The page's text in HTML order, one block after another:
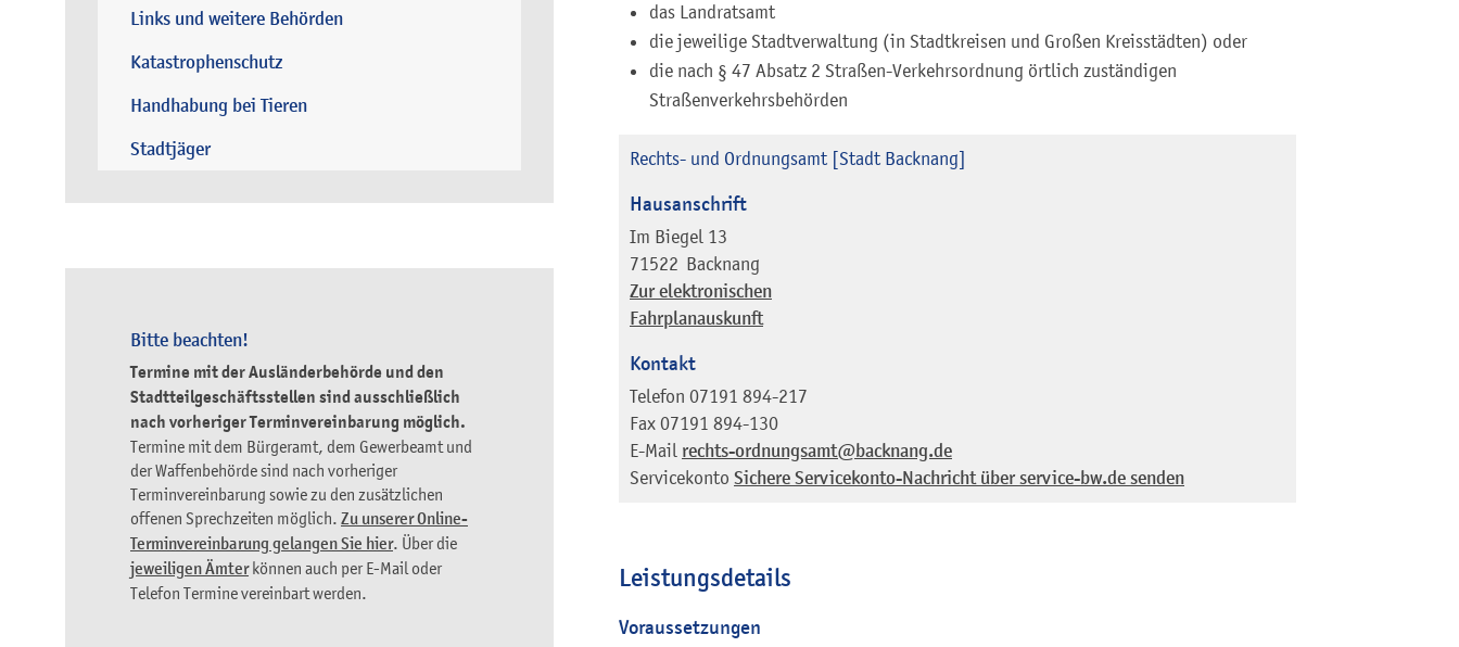
Links und weitere Behörden
Katastrophenschutz
Handhabung bei Tieren
Stadtjäger
Bitte beachten!
Termine mit der Ausländerbehörde und den
Stadtteilgeschäftsstellen sind ausschließlich
nach vorheriger Terminvereinbarung möglich.
Termine mit dem Bürgeramt, dem Gewerbeamt und
der Waffenbehörde sind nach vorheriger
Terminvereinbarung sowie zu den zusätzlichen
offenen Sprechzeiten möglich. Zu unserer Online-
Terminvereinbarung gelangen Sie hier. Über die
jeweiligen Ämterkönnen auch per E-Mail oder
Telefon Termine vereinbart werden.
das Landratsamt
die jeweilige Stadtverwaltung (in Stadtkreisen und Großen Kreisstädten) oder
die nach § 47 Absatz 2 Straßen-Verkehrsordnung örtlich zuständigen
Straßenverkehrsbehörden
Rechts- und Ordnungsamt [Stadt Backnang]
Hausanschrift
Im Biegel 13
71522 Backnang
Zur elektronischen
Fahrplanauskunft
Kontakt
Telefon 07191 894-217
Fax 07191 894-130
E-Mail rechts-ordnungsamt@backnang.de
Servicekonto Sichere Servicekonto-Nachricht über service-bw.de senden
Leistungsdetails
Voraussetzungen